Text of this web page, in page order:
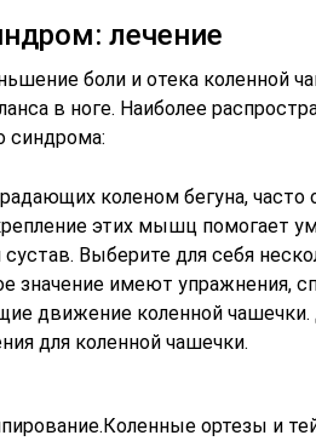
лечение
боли и отека коленной
в ноге. Наиболее
синдрома:
коленом бегуна, часто
этих мышц помогает
Выберите для себя
значение имеют упражнения,
движение коленной чашечки.
для коленной чашечки.
ортезы и